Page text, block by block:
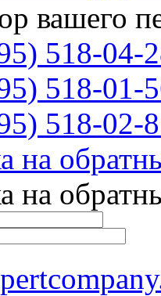
вашего
518-04-
518-01-
518-02-
на
на